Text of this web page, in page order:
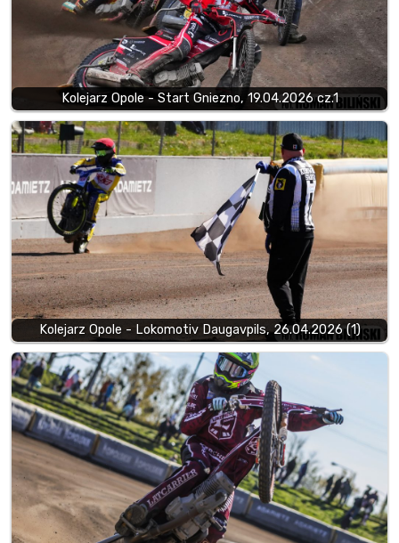
Kolejarz Opole - Start Gniezno, 19.04.2026 cz.1
Kolejarz Opole - Lokomotiv Daugavpils, 26.04.2026 (1)